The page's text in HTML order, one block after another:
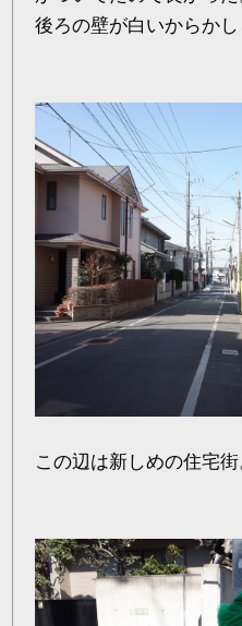
後ろの壁が白いからかし
この辺は新しめの住宅